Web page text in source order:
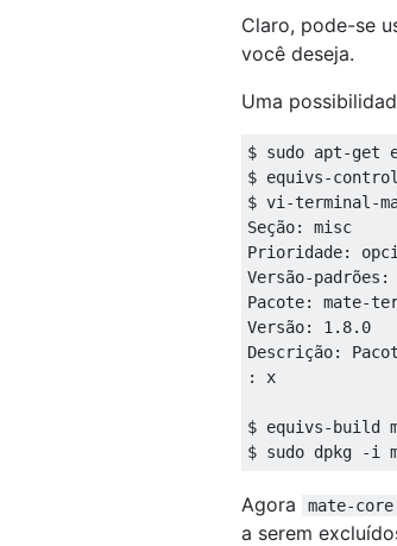
Claro, pode-se
você deseja.
Uma
$ sudo apt-get
$ equivs-
$ vi-terminal-
Seção: misc
Prioridade:
Versão-
Pacote: mate-
Versão: 1.8.0
Descrição:
: x
$ equivs-build
Agora mate-core
a serem